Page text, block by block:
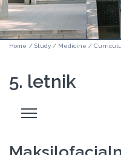
Home / Study / Medicine /
5. letnik
Odpri
stranski